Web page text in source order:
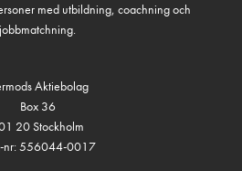
med utbildning, coachning och
jobbmatchning.
Aktiebolag
Box 36
20 Stockholm
nr: 556044-0017